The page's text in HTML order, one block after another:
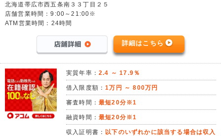
北海道帯広市西五条南３３丁目２５
店舗営業時間：9:00～21:00※
ATM営業時間：24時間
詳細はこちら
実質年率： 2.4 ～ 17.9％
借入限度額：1万円 ～ 800万円
審査時間： 最短20分※1
融資時間： 最短20分※1
収入証明書： 以下のいずれかに該当する場合は収入